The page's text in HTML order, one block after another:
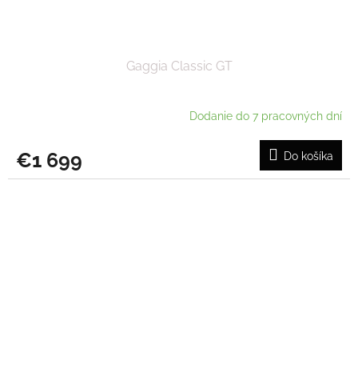
Gaggia Classic GT
Dodanie do 7 pracovných dní
€1 699 Do košíka